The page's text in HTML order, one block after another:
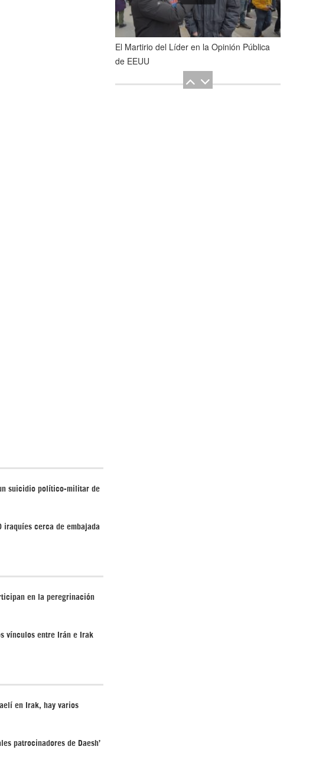
suicidio político-militar de
iraquíes cerca de embajada
en la peregrinación
vínculos entre Irán e Irak
en Irak, hay varios
patrocinadores de Daesh’
El Martirio del Líder en la Opinión Pública
de EEUU